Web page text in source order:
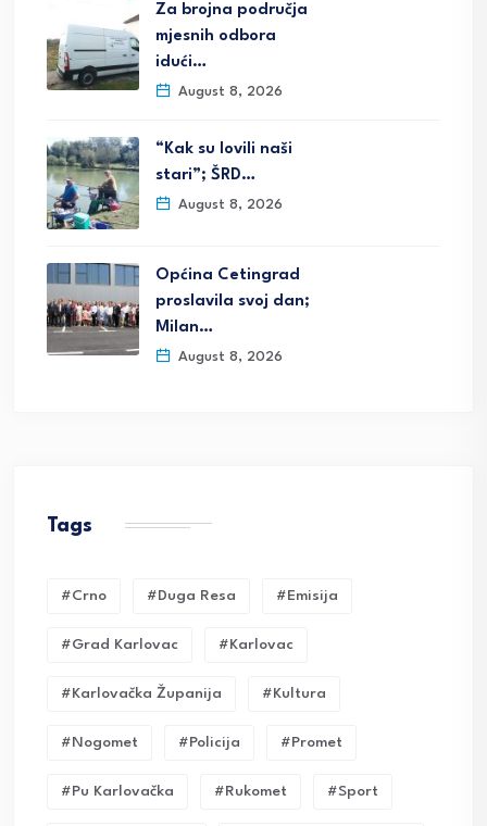
Za brojna područja
mjesnih odbora
idući…
August 8, 2026
“Kak su lovili naši
stari”; ŠRD…
August 8, 2026
Općina Cetingrad
proslavila svoj dan;
Milan…
August 8, 2026
Tags
#crno #duga Resa #emisija
#grad Karlovac #karlovac
#karlovačka Županija #kultura
#nogomet #policija #promet
#pu Karlovačka #rukomet #sport